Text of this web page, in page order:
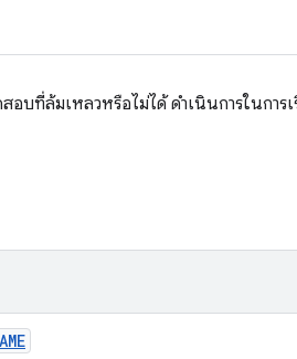
บที่ล้มเหลวหรือไม่ได้ ดำเนินการในการ